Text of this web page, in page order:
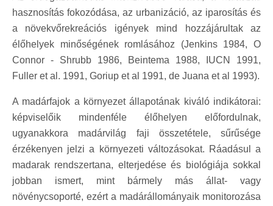
hasznosítás fokozódása, az urbanizáció, az iparosítás és
a növekvőrekreációs igények mind hozzájárultak az
élőhelyek minőségének romlásához (Jenkins 1984, O
Connor - Shrubb 1986, Beintema 1988, IUCN 1991,
Fuller et al. 1991, Goriup et al 1991, de Juana et al 1993).
A madárfajok a környezet állapotának kiváló indikátorai:
képviselőik mindenféle élőhelyen előfordulnak,
ugyanakkora madárvilág faji összetétele, sűrűsége
érzékenyen jelzi a környezeti változásokat. Ráadásul a
madarak rendszertana, elterjedése és biológiája sokkal
jobban ismert, mint bármely más állat- vagy
növénycsoporté, ezért a madárállományaik monitorozása